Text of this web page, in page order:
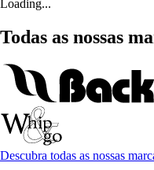
Loading...
Todas as nossas
Descubra todas as nossas